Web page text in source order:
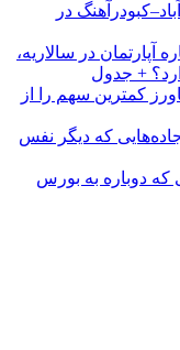
در
در سالاریه،
+ جدول
کمترین سهم را از
سفر؛ جاده‌هایی که دیگر نفس
که دوباره به بورس